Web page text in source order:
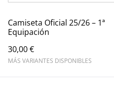
Camiseta Oficial 25/26 – 1ª
Equipación
30,00 €
MÁS VARIANTES DISPONIBLES